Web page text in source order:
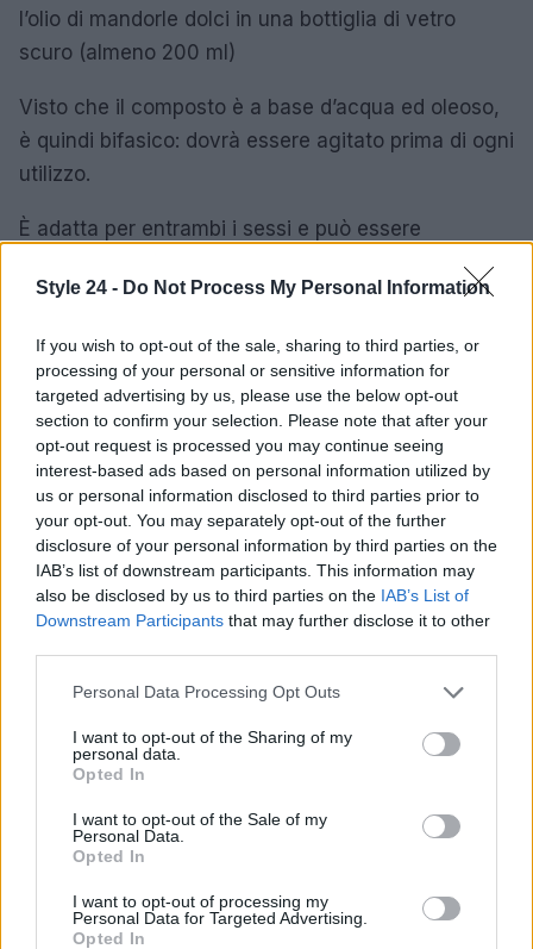
Style 24 - Do Not Process My Personal Information
If you wish to opt-out of the sale, sharing to third parties, or
processing of your personal or sensitive information for
targeted advertising by us, please use the below opt-out
section to confirm your selection. Please note that after your
opt-out request is processed you may continue seeing
interest-based ads based on personal information utilized by
us or personal information disclosed to third parties prior to
your opt-out. You may separately opt-out of the further
disclosure of your personal information by third parties on the
IAB’s list of downstream participants. This information may
also be disclosed by us to third parties on the IAB’s List of
Downstream Participants that may further disclose it to other
Please note that this website/app uses one or more Google
not limited to your visit or usage behaviour. You may click to
grant or deny consent to Google and its third-party tags to
use your data for below specified purposes in below Google
consent section.
Personal Data Processing Opt Outs
I want to opt-out of the Sharing of my
personal data.
Opted In
I want to opt-out of the Sale of my
Personal Data.
Opted In
I want to opt-out of processing my
Personal Data for Targeted Advertising.
Opted In
l’olio di mandorle dolci in una bottiglia di vetro
scuro (almeno 200 ml)
Visto che il composto è a base d’acqua ed oleoso,
è quindi bifasico: dovrà essere agitato prima di ogni
utilizzo.
È adatta per entrambi i sessi e può essere
da fonti di calore e luce.
AUTORE
Redazione di style24